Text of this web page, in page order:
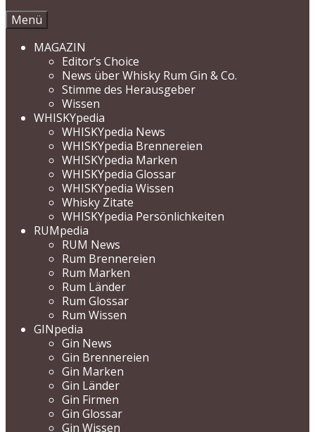
Menü
MAGAZIN
Editor‘s Choice
News über Whisky Rum Gin & Co.
Stimme des Herausgeber
Wissen
WHISKYpedia
WHISKYpedia News
WHISKYpedia Brennereien
WHISKYpedia Marken
WHISKYpedia Glossar
WHISKYpedia Wissen
Whisky Zitate
WHISKYpedia Persönlichkeiten
RUMpedia
RUM News
Rum Brennereien
Rum Marken
Rum Länder
Rum Glossar
Rum Wissen
GINpedia
Gin News
Gin Brennereien
Gin Marken
Gin Länder
Gin Firmen
Gin Glossar
Gin Wissen